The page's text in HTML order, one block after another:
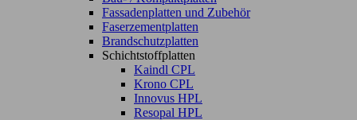
Fassadenplatten und Zubehör
Faserzementplatten
Brandschutzplatten
Schichtstoffplatten
Kaindl CPL
Krono CPL
Innovus HPL
Resopal HPL